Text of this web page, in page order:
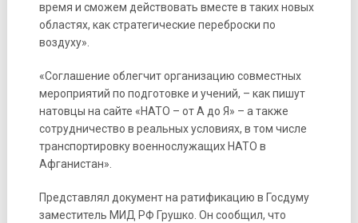
время и сможем действовать вместе в таких новых
областях, как стратегические переброски по
воздуху».
«Соглашение облегчит организацию совместных
мероприятий по подготовке и учений, – как пишут
натовцы на сайте «НАТО – от А до Я» – а также
сотрудничество в реальных условиях, в том числе
транспортировку военнослужащих НАТО в
Афганистан».
Представлял документ на ратификацию в Госдуму
заместитель МИД РФ Грушко. Он сообщил, что